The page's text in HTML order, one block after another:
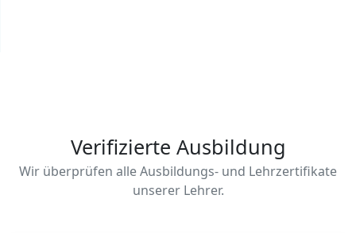
Verifizierte Ausbildung
Wir überprüfen alle Ausbildungs- und Lehrzertifikate
unserer Lehrer.